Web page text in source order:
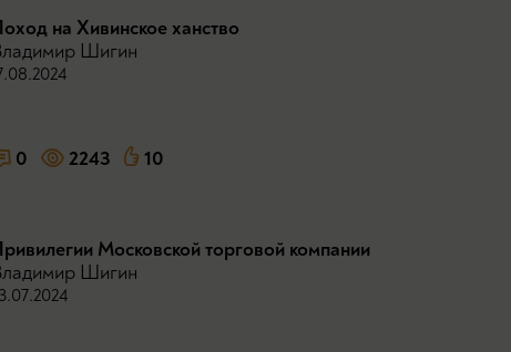
на Хивинское ханство
Шигин
0 2243 10
Московской торговой компании
Шигин